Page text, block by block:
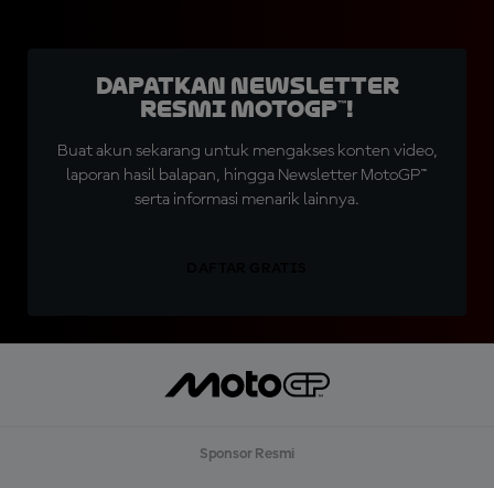
Dapatkan Newsletter
Resmi MotoGP™!
Buat akun sekarang untuk mengakses konten video,
laporan hasil balapan, hingga Newsletter MotoGP™
serta informasi menarik lainnya.
Sponsor Resmi